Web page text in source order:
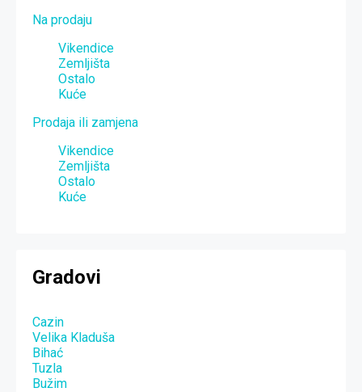
Na prodaju
Vikendice
Zemljišta
Ostalo
Kuće
Prodaja ili zamjena
Vikendice
Zemljišta
Ostalo
Kuće
Gradovi
Cazin
Velika Kladuša
Bihać
Tuzla
Bužim